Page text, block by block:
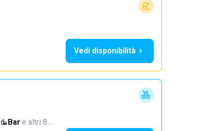
Vedi disponibilità
Bar·e altri 8…